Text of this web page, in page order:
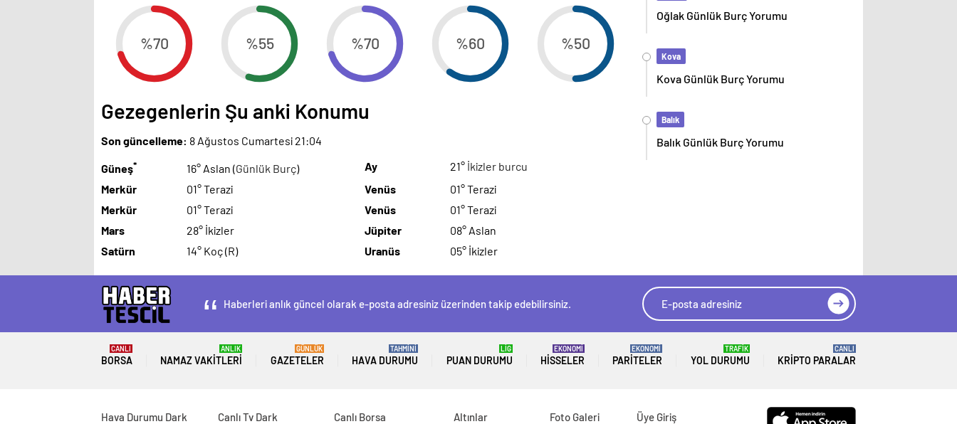
%70 %55 %70 %60 %50
Gezegenlerin Şu anki Konumu
Son güncelleme: 8 Ağustos Cumartesi 21:04
Güneş* 16° Aslan (Günlük Burç) Ay 21° İkizler burcu
Merkür
01° Terazi Venüs
01° Terazi
Merkür
01° Terazi Venüs
01° Terazi
Mars
28° İkizler Jüpiter
08° Aslan
Satürn
14° Koç (R) Uranüs 05° İkizler
Oğlak Günlük Burç Yorumu
Kova
Kova Günlük Burç Yorumu
Balık
Balık Günlük Burç Yorumu
Haberleri anlık güncel olarak e-posta adresiniz üzerinden takip edebilirsiniz.
BORSA
CANLI
NAMAZ VAKITLERI
ANLIK
GAZETELER
GÜNLÜK
HAVA DURUMU
TAHMİNİ
PUAN DURUMU
LİG
HISSELER
EKONOMİ
PARITELER
EKONOMİ
YOL DURUMU
TRAFİK
KRIPTO PARALAR
CANLI
Hava Durumu Dark Canlı Tv Dark Canlı Borsa Altınlar Foto Galeri Üye Giriş